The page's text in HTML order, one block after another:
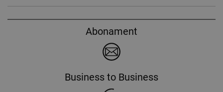
Abonament
Business to Business